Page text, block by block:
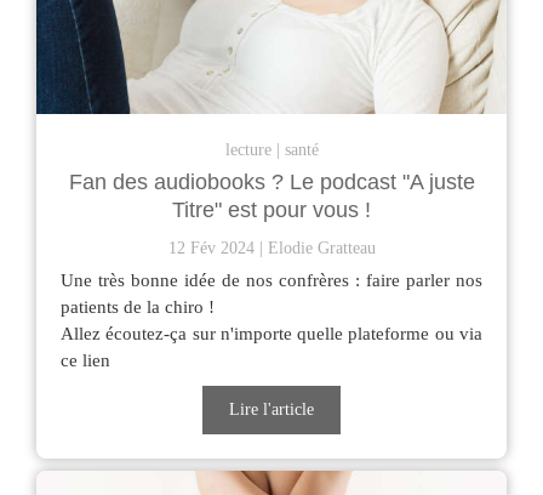
lecture santé
Fan des audiobooks ? Le podcast "A juste
Titre" est pour vous !
12 Fév 2024 Elodie Gratteau
Une très bonne idée de nos confrères : faire parler nos
patients de la chiro !
Allez écoutez-ça sur n'importe quelle plateforme ou via
ce lien
Lire l'article